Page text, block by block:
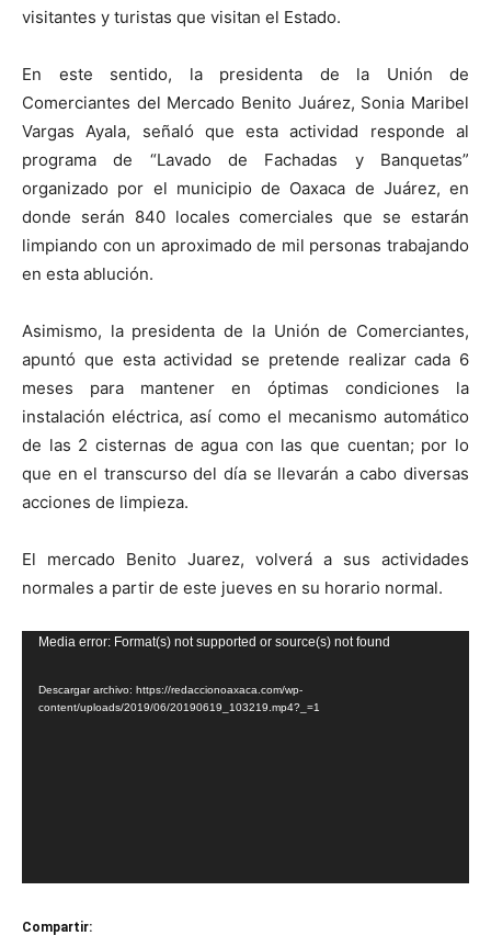
visitantes y turistas que visitan el Estado.
En este sentido, la presidenta de la Unión de
Comerciantes del Mercado Benito Juárez, Sonia Maribel
Vargas Ayala, señaló que esta actividad responde al
programa de “Lavado de Fachadas y Banquetas”
organizado por el municipio de Oaxaca de Juárez, en
donde serán 840 locales comerciales que se estarán
limpiando con un aproximado de mil personas trabajando
en esta ablución.
Asimismo, la presidenta de la Unión de Comerciantes,
apuntó que esta actividad se pretende realizar cada 6
meses para mantener en óptimas condiciones la
instalación eléctrica, así como el mecanismo automático
de las 2 cisternas de agua con las que cuentan; por lo
que en el transcurso del día se llevarán a cabo diversas
acciones de limpieza.
El mercado Benito Juarez, volverá a sus actividades
normales a partir de este jueves en su horario normal.
Reproductor
vídeo
Media error: Format(s) not supported or source(s) not found
Descargar archivo: https://redaccionoaxaca.com/wp-
content/uploads/2019/06/20190619_103219.mp4?_=1
Compartir: